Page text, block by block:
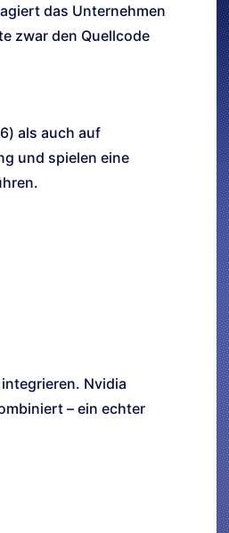
das Unternehmen
zwar den Quellcode
als auch auf
und spielen eine
integrieren. Nvidia
– ein echter